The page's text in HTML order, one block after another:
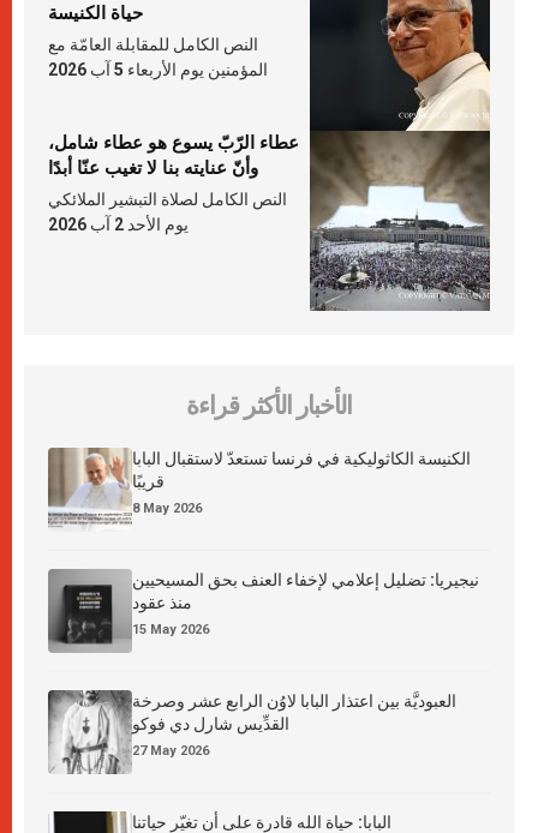
حياة الكنيسة
النص الكامل للمقابلة العامّة مع
المؤمنين يوم الأربعاء 5 آب 2026
عطاء الرّبّ يسوع هو عطاء شامل،
وأنّ عنايته بنا لا تغيب عنّا أبدًا
النص الكامل لصلاة التبشير الملائكي
يوم الأحد 2 آب 2026
الأخبار الأكثر قراءة
الكنيسة الكاثوليكية في فرنسا تستعدّ لاستقبال البابا
قريبًا
8 May 2026
نيجيريا: تضليل إعلامي لإخفاء العنف بحق المسيحيين
منذ عقود
15 May 2026
العبوديَّة بين اعتذار البابا لاوُن الرابع عشر وصرخة
القدِّيس شارل دي فوكو
27 May 2026
البابا: حياة الله قادرة على أن تغيّر حياتنا